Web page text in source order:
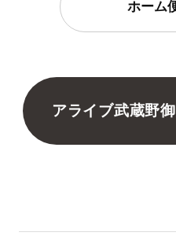
ホーム
アライブ武蔵野